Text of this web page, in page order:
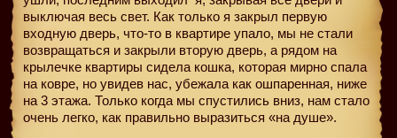
выключая весь свет. Как только я закрыл первую
входную дверь, что-то в квартире упало, мы не стали
возвращаться и закрыли вторую дверь, а рядом на
крылечке квартиры сидела кошка, которая мирно спала
на ковре, но увидев нас, убежала как ошпаренная, ниже
на 3 этажа. Только когда мы спустились вниз, нам стало
очень легко, как правильно выразиться «на душе».